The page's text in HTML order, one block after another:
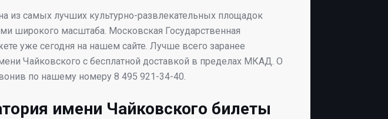
из самых лучших культурно-развлекательных площадок
широкого масштаба. Московская Государственная
уже сегодня на нашем сайте. Лучше всего заранее
Чайковского с бесплатной доставкой в пределах МКАД. О
по нашему номеру 8 495 921-34-40.
имени Чайковского билеты